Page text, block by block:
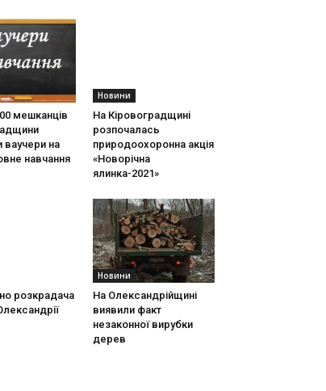
мешканців
ваучери на
навчання
Новини
На Кіровоградщині
розпочалась
природоохоронна акція
«Новорічна
ялинка-2021»
розкрадача
Новини
На Олександрійщині
виявили факт
незаконної вирубки
дерев